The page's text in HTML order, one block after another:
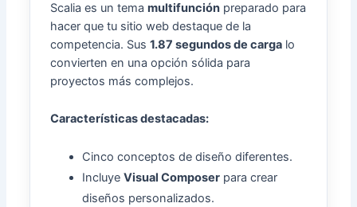
Scalia es un temamultifunción preparado para
hacer que tu sitio web destaque de la
competencia. Sus1.87 segundos de carga lo
convierten en una opción sólida para
proyectos más complejos.
Características destacadas:
Cinco conceptos de diseño diferentes.
IncluyeVisual Composer para crear
diseños personalizados.